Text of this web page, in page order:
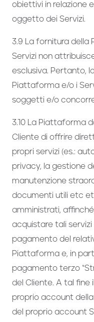
obiettivi in relazione
oggetto dei Servizi.
3.9 La fornitura della
Servizi non
esclusiva. Pertanto,
Piattaforma e/o i
soggetti e/o
3.10 La Piattaforma
Cliente di offrire
propri servizi (es.:
privacy, la gestione
manutenzione
documenti utili etc
amministrati,
acquistare tali servizi
pagamento del
Piattaforma e, in
pagamento terzo
del Cliente. A tal fine
proprio account
del proprio account